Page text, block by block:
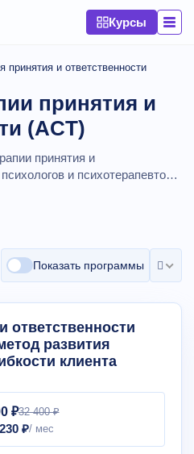
Курсы
принятия и ответственности
принятия и
(ACT)
принятия и
и психотерапевтов.
процессами ACT,
использовать метафоры
и хронической болью. После
ACT‑интервенции в свою
обоснованный подход.
от 72 до 203 академических часов.
Показать программы
ответственности
развития
клиента
₽32 400 ₽
₽